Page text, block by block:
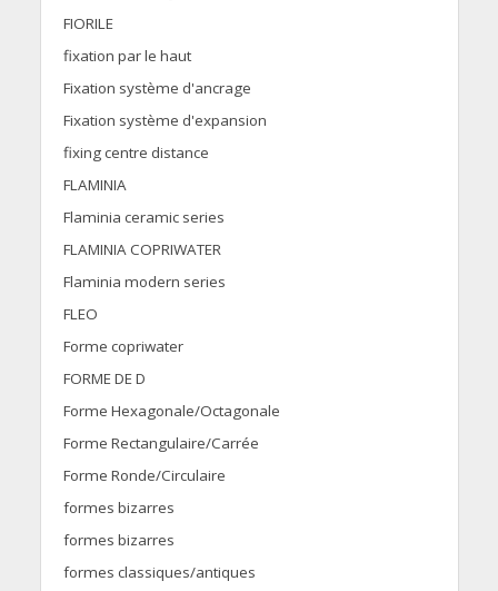
FIORILE
fixation par le haut
Fixation système d'ancrage
Fixation système d'expansion
fixing centre distance
FLAMINIA
Flaminia ceramic series
FLAMINIA COPRIWATER
Flaminia modern series
FLEO
Forme copriwater
FORME DE D
Forme Hexagonale/Octagonale
Forme Rectangulaire/Carrée
Forme Ronde/Circulaire
formes bizarres
formes bizarres
formes classiques/antiques